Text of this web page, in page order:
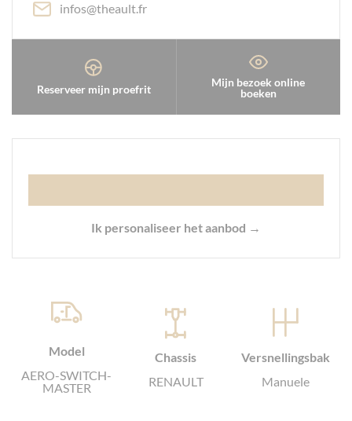
infos@theault.fr
Reserveer mijn proefrit
Mijn bezoek online
boeken
Ik personaliseer het aanbod →
Model
AERO-SWITCH-
MASTER
Chassis
RENAULT
Versnellingsbak
Manuele